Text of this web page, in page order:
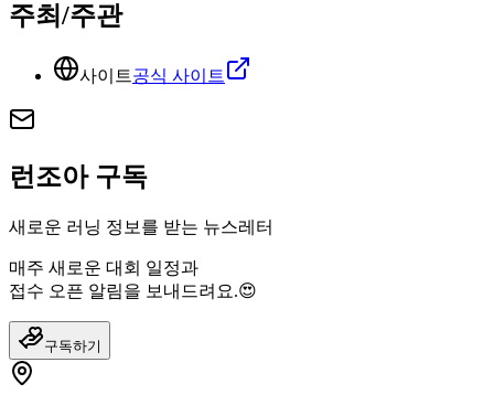
주최/주관
사이트공식 사이트
런조아 구독
새로운 러닝 정보를 받는 뉴스레터
매주 새로운 대회 일정과
접수 오픈 알림을 보내드려요.😍
구독하기